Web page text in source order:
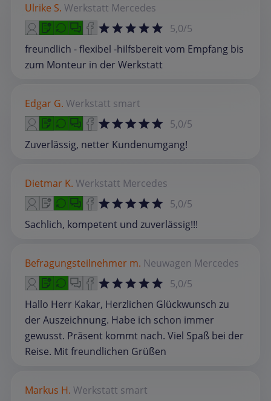
Ulrike S. Werkstatt Mercedes
5,0/5
freundlich - flexibel -hilfsbereit vom Empfang bis
zum Monteur in der Werkstatt
Edgar G. Werkstatt smart
5,0/5
Zuverlässig, netter Kundenumgang!
Dietmar K. Werkstatt Mercedes
5,0/5
Sachlich, kompetent und zuverlässig!!!
Befragungsteilnehmer m. Neuwagen Mercedes
5,0/5
Hallo Herr Kakar, Herzlichen Glückwunsch zu
der Auszeichnung. Habe ich schon immer
gewusst. Präsent kommt nach. Viel Spaß bei der
Reise. Mit freundlichen Grüßen
Markus H. Werkstatt smart